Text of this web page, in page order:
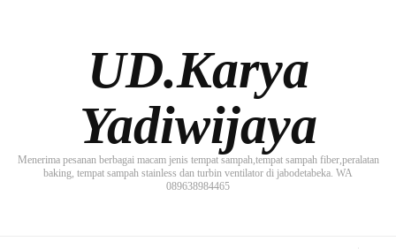
UD.Karya
Yadiwijaya
Menerima pesanan berbagai macam jenis tempat sampah,tempat sampah fiber,peralatan
baking, tempat sampah stainless dan turbin ventilator di jabodetabeka. WA
089638984465